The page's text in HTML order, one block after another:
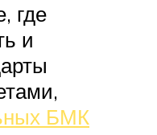
где
и
БМК